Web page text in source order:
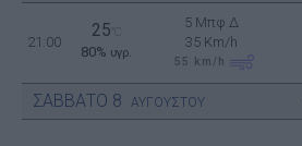
21:00
25
80% υγρ.
5 Μπφ Δ
35 Km/h
55 km/h
ΣΑΒΒΑΤΟ 8 ΑΥΓΟΥΣΤΟΥ